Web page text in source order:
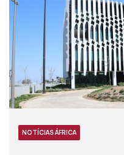
NOTÍCIAS ÁFRICA